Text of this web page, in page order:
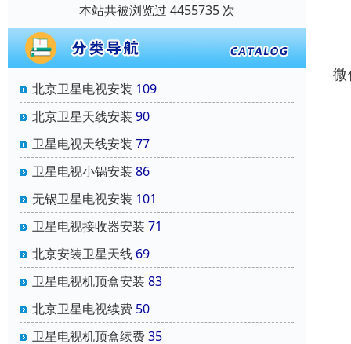
本站共被浏览过 4455735 次
北京卫星电视安装 109
北京卫星天线安装 90
卫星电视天线安装 77
卫星电视小锅安装 86
无锅卫星电视安装 101
卫星电视接收器安装 71
北京安装卫星天线 69
卫星电视机顶盒安装 83
北京卫星电视续费 50
卫星电视机顶盒续费35